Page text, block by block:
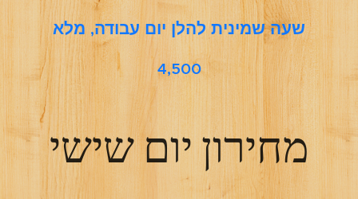
שעה שמינית להלן יום עבודה, מלא
4,500
מחירון יום שישי